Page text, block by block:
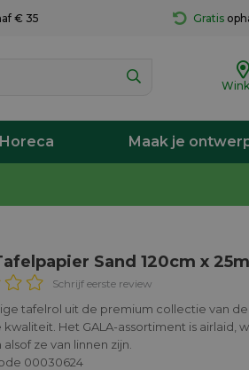
€ 35 Gratis
Horeca Maak je
Sand 120cm x 25m
Schrijf eerste review
tafelrol uit de premium collectie van
kwaliteit. Het GALA-assortiment is
ze van linnen zijn.
00030624